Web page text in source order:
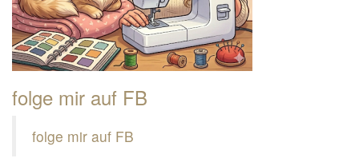
folge mir auf FB
folge mir auf FB